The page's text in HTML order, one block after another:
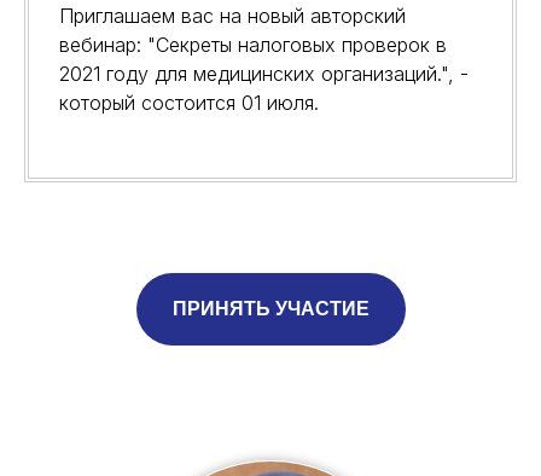
Приглашаем вас на новый авторский
вебинар: "Секреты налоговых проверок в
2021 году для медицинских организаций.", -
который состоится 01 июля.
ПРИНЯТЬ УЧАСТИЕ